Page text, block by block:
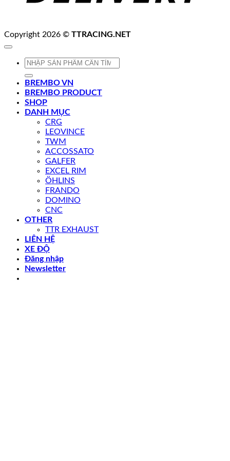
Copyright 2026 © TTRACING.NET
Tìm
BREMBO VN
BREMBO PRODUCT
SHOP
DANH MỤC
CRG
LEOVINCE
TWM
ACCOSSATO
GALFER
EXCEL RIM
ÖHLINS
FRANDO
DOMINO
CNC
OTHER
TTR EXHAUST
LIÊN HỆ
XE ĐỘ
Đăng nhập
Newsletter